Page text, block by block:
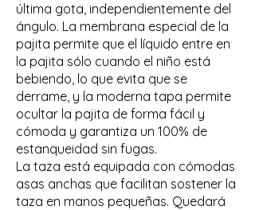
última gota, independientemente del
ángulo. La membrana especial de la
pajita permite que el líquido entre en
la pajita sólo cuando el niño está
bebiendo, lo que evita que se
derrame, y la moderna tapa permite
ocultar la pajita de forma fácil y
cómoda y garantiza un 100% de
estanqueidad sin fugas.
La taza está equipada con cómodas
asas anchas que facilitan sostener la
taza en manos pequeñas. Quedará